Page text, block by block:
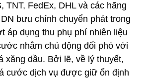
TNT, FedEx, DHL và các hãng
bưu chính chuyển phát trong
áp dụng thu phụ phí nhiên liệu
nhằm chủ động đối phó với
xăng dầu. Bởi lẽ, về lý thuyết,
cước dịch vụ được giữ ổn định